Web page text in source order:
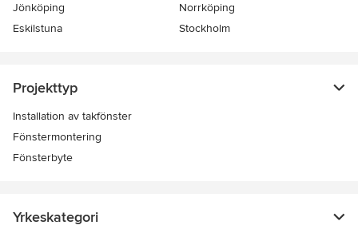
Jönköping
Norrköping
Eskilstuna
Stockholm
Projekttyp
Installation av takfönster
Fönstermontering
Fönsterbyte
Yrkeskategori